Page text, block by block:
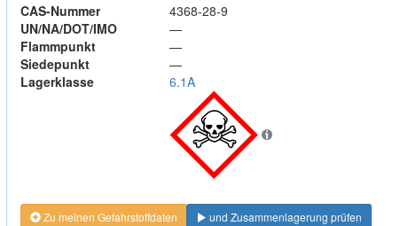
CAS-Nummer
4368-28-9
UN/NA/DOT/IMO
—
Flammpunkt
—
Siedepunkt
—
Lagerklasse
6.1A
Zu meinen Gefahrstoffdaten und Zusammenlagerung prüfen